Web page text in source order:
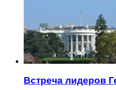
Встреча лидеров